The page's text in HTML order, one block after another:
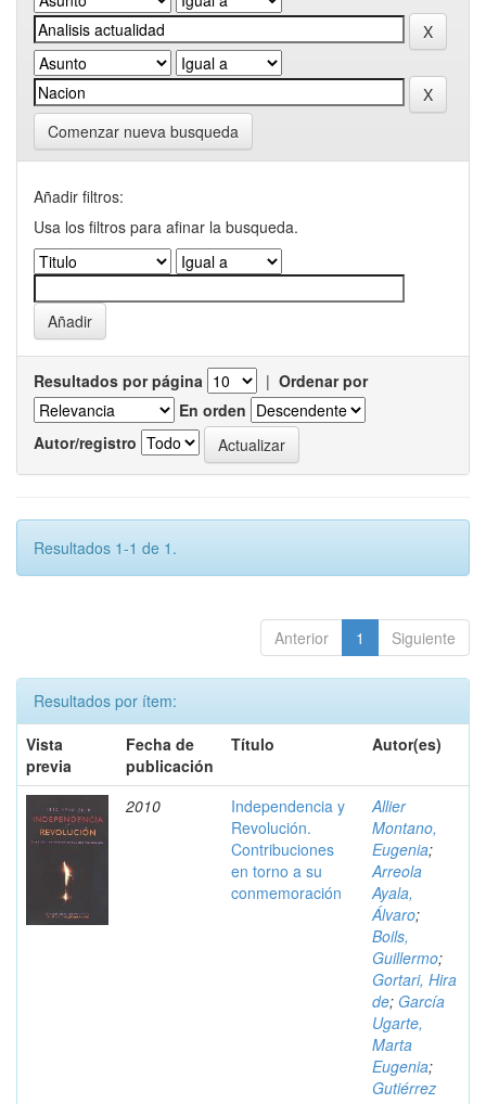
Comenzar nueva busqueda
Añadir filtros:
Usa los filtros para afinar la busqueda.
Resultados por página | Ordenar por
En orden
Autor/registro
Resultados 1-1 de 1.
Anterior 1 Siguiente
Resultados por ítem:
Vista
previa
Fecha de
publicación
Título Autor(es)
2010
Independencia y
Revolución.
Contribuciones
en torno a su
conmemoración
Allier
Montano,
Eugenia;
Arreola
Ayala,
Álvaro;
Boils,
Guillermo;
Gortari, Hira
de; García
Ugarte,
Marta
Eugenia;
Gutiérrez